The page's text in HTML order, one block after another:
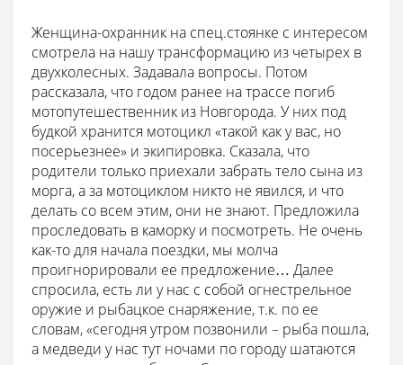
Женщина-охранник на спец.стоянке с интересом
смотрела на нашу трансформацию из четырех в
двухколесных. Задавала вопросы. Потом
рассказала, что годом ранее на трассе погиб
мотопутешественник из Новгорода. У них под
будкой хранится мотоцикл «такой как у вас, но
посерьезнее» и экипировка. Сказала, что
родители только приехали забрать тело сына из
морга, а за мотоциклом никто не явился, и что
делать со всем этим, они не знают. Предложила
проследовать в каморку и посмотреть. Не очень
как-то для начала поездки, мы молча
проигнорировали ее предложение… Далее
спросила, есть ли у нас с собой огнестрельное
оружие и рыбацкое снаряжение, т.к. по ее
словам, «сегодня утром позвонили – рыба пошла,
а медведи у нас тут ночами по городу шатаются